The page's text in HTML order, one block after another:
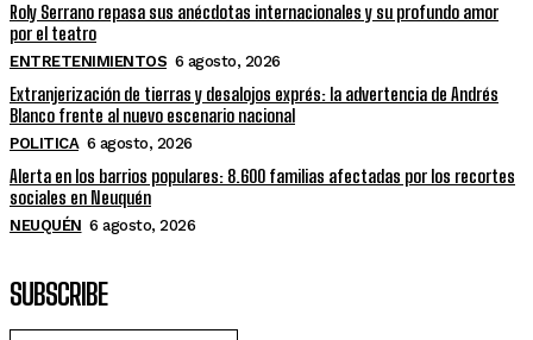
Roly Serrano repasa sus anécdotas internacionales y su profundo amor
por el teatro
ENTRETENIMIENTOS 6 agosto, 2026
Extranjerización de tierras y desalojos exprés: la advertencia de Andrés
Blanco frente al nuevo escenario nacional
POLITICA 6 agosto, 2026
Alerta en los barrios populares: 8.600 familias afectadas por los recortes
sociales en Neuquén
NEUQUÉN 6 agosto, 2026
SUBSCRIBE